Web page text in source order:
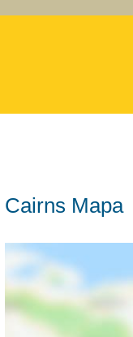
Cairns Mapa